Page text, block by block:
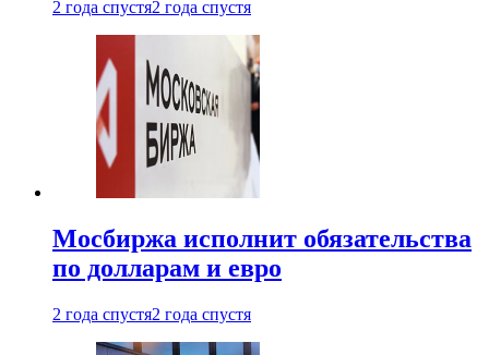
2 года спустя2 года спустя
Мосбиржа исполнит обязательства
по долларам и евро
2 года спустя2 года спустя